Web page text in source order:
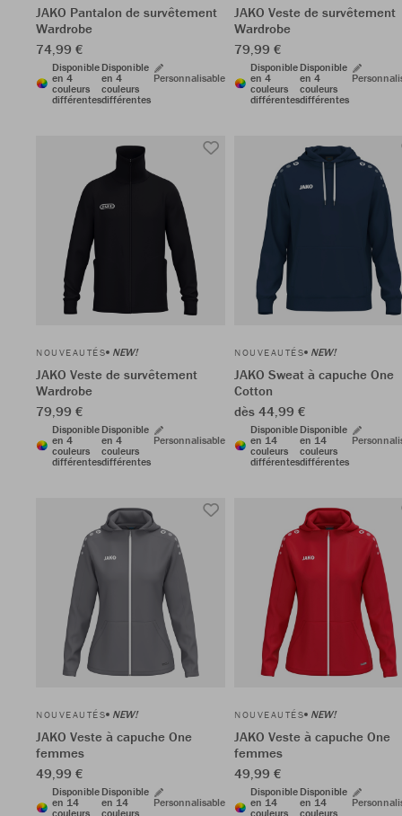
JAKO Pantalon de survêtement
Wardrobe
74,99 €
Disponible
en 4
couleurs
différentes
Disponible
en 4
couleurs
différentes
Personnalisable
JAKO Veste de survêtement
Wardrobe
79,99 €
Disponible
en 4
couleurs
différentes
Disponible
en 4
couleurs
différentes
NOUVEAUTÉS NEW!
JAKO Veste de survêtement
Wardrobe
79,99 €
Disponible
en 4
couleurs
différentes
Disponible
en 4
couleurs
différentes
Personnalisable
NOUVEAUTÉS NEW!
JAKO Sweat à capuche One
Cotton
dès 44,99 €
Disponible
en 14
couleurs
différentes
Disponible
en 14
couleurs
différentes
NOUVEAUTÉS NEW!
JAKO Veste à capuche One
femmes
49,99 €
Disponible
en 14
couleurs
Disponible
en 14
couleurs
Personnalisable
NOUVEAUTÉS NEW!
JAKO Veste à capuche One
femmes
49,99 €
Disponible
en 14
couleurs
Disponible
en 14
couleurs